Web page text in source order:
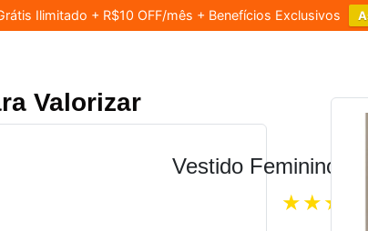
Ilimitado + R$10 OFF/mês + Benefícios Exclusivos
Valorizar
Vestido Feminino